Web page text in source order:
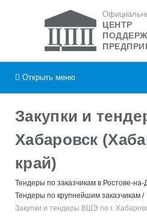
ЦЕНТР
Открыть меню
Закупки и
Хабаровск
край)
Тендеры по заказчикам в Ростове-на-
Тендеры по крупнейшим заказчикам
Закупки и тендеры ВШЭ по г.